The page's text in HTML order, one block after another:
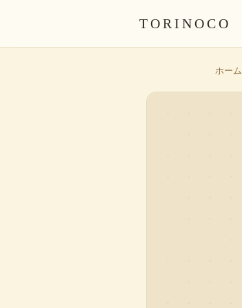
TORINOCO
ホーム